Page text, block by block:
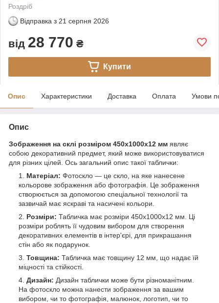
Роздріб
Відправка з 21 серпня 2026
від 28 770 ₴
Купити
Опис Характеристики Доставка Оплата Умови
Опис
Зображення на склі розміром 450х1000x12 мм являє
собою декоративний предмет, який може використовуватися
для різних цілей. Ось загальний опис такої таблички:
Матеріал: Фотоскло — це скло, на яке нанесене
кольорове зображення або фотографія. Це зображення
створюється за допомогою спеціальної технології та
зазвичай має яскраві та насичені кольори.
Розміри: Табличка має розміри 450х1000х12 мм. Ці
розміри роблять її чудовим вибором для створення
декоративних елементів в інтер'єрі, для прикрашання
стін або як подарунок.
Товщина: Табличка має товщину 12 мм, що надає їй
міцності та стійкості.
Дизайн: Дизайн таблички може бути різноманітним.
На фотоскло можна нанести зображення за вашим
вибором, чи то фотографія, малюнок, логотип, чи то